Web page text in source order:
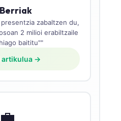
zabaltzen du,
2 milioi erabiltzaile
baititu""
artikulua →